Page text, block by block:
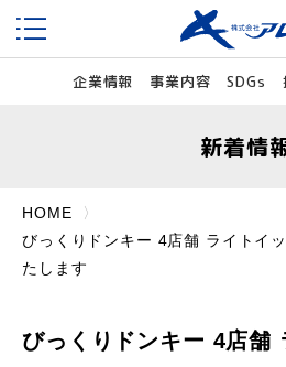
企業情報 事業内容 SDGs
新着情
HOME
びっくりドンキー 4店舗 ライトイ
たします
びっくりドンキー 4店舗